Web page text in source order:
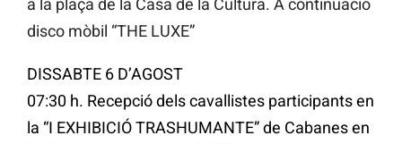
a la plaça de la Casa de la Cultura. A continuació
disco mòbil “THE LUXE”
DISSABTE 6 D’AGOST
07:30 h. Recepció dels cavallistes participants en
la “I EXHIBICIÓ TRASHUMANTE” de Cabanes en